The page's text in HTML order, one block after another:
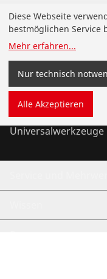
Produkte
Installation
Wartung
Kälte- und
Universalwerkzeuge
Diese Webseite
bestmöglichen Service
Mehr erfahren...
Nur technisch
Alle Akzeptieren